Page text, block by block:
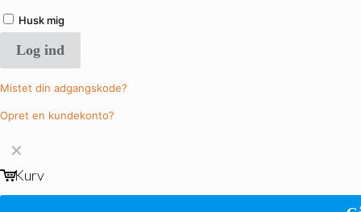
Husk mig
Log ind
Mistet din adgangskode?
Opret en kundekonto?
✕
Kurv